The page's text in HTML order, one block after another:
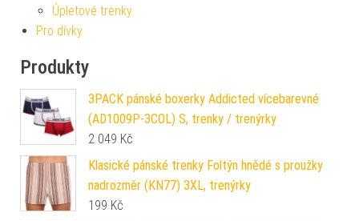
Úpletové trenky
Pro dívky
Produkty
3PACK pánské boxerky Addicted vícebarevné
(AD1009P-3COL) S, trenky / trenýrky
2 049 Kč
Klasické pánské trenky Foltýn hnědé s proužky
nadrozměr (KN77) 3XL, trenýrky
199 Kč